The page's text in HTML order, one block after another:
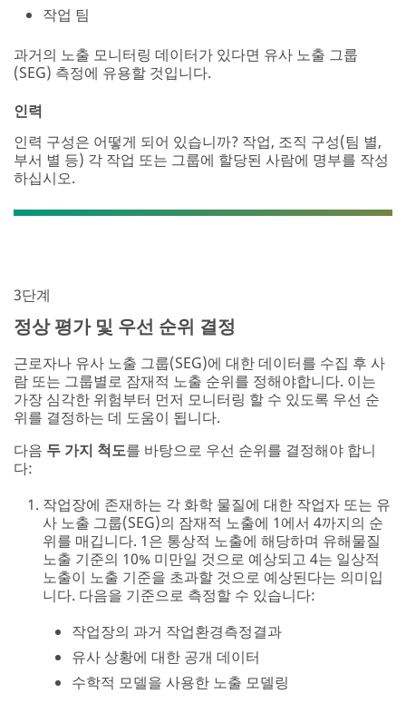
작업 팀
과거의 노출 모니터링 데이터가 있다면 유사 노출 그룹
(SEG) 측정에 유용할 것입니다.
인력
인력 구성은 어떻게 되어 있습니까? 작업, 조직 구성(팀 별,
부서 별 등) 각 작업 또는 그룹에 할당된 사람에 명부를 작성
하십시오.
3단계
정상 평가 및 우선 순위 결정
근로자나 유사 노출 그룹(SEG)에 대한 데이터를 수집 후 사
람 또는 그룹별로 잠재적 노출 순위를 정해야합니다. 이는
가장 심각한 위험부터 먼저 모니터링 할 수 있도록 우선 순
위를 결정하는 데 도움이 됩니다.
다음 두 가지 척도를 바탕으로 우선 순위를 결정해야 합니
다:
작업장에 존재하는 각 화학 물질에 대한 작업자 또는 유
사 노출 그룹(SEG)의 잠재적 노출에 1에서 4까지의 순
위를 매깁니다. 1은 통상적 노출에 해당하며 유해물질
노출 기준의 10% 미만일 것으로 예상되고 4는 일상적
노출이 노출 기준을 초과할 것으로 예상된다는 의미입
니다. 다음을 기준으로 측정할 수 있습니다:
작업장의 과거 작업환경측정결과
유사 상황에 대한 공개 데이터
수학적 모델을 사용한 노출 모델링